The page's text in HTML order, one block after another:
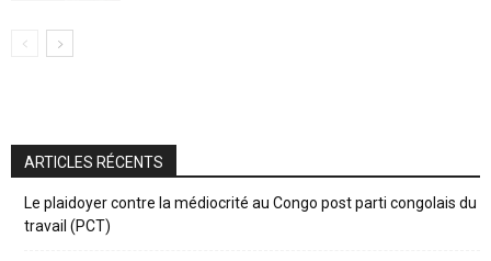
ARTICLES RÉCENTS
Le plaidoyer contre la médiocrité au Congo post parti congolais du
travail (PCT)